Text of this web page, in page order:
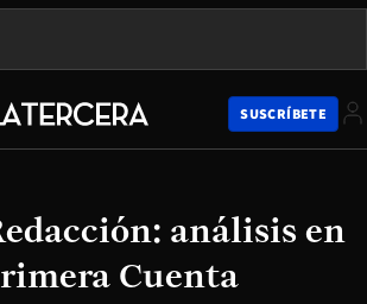
SUSCRÍBETE
análisis en
Cuenta